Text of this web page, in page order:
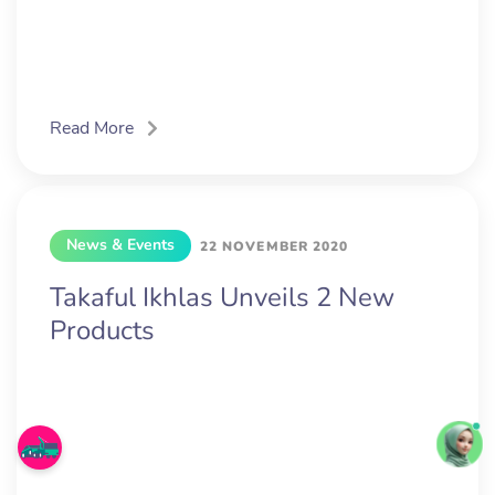
Read More
News & Events 22 NOVEMBER 2020
Takaful Ikhlas Unveils 2 New
Products